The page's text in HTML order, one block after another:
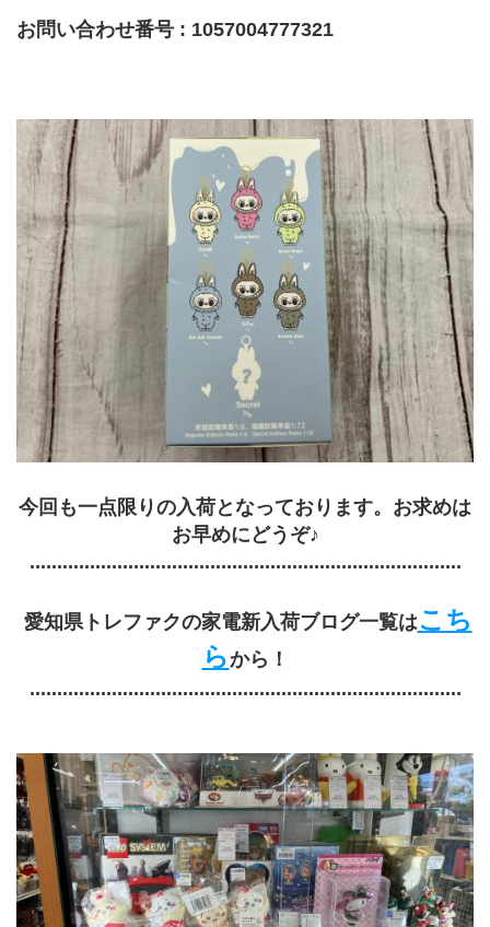
お問い合わせ番号 : 1057004777321
今回も一点限りの入荷となっております。お求めは
お早めにどうぞ♪
...............................................................................
愛知県トレファクの家電新入荷ブログ一覧はこち
らから！
...............................................................................